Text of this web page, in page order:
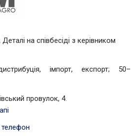
на співбесіді з керівником
імпорт, експорт; 50–
провулок, 4.